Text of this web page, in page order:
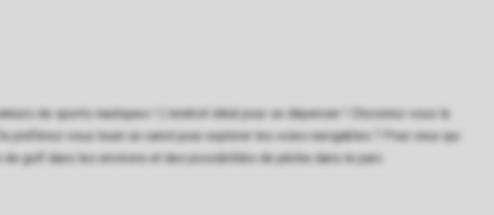
de sports nautiques ! L'endroit idéal pour se dépenser ! Choisirez-vous la
préférez-vous louer un canot pour explorer les voies navigables ? Pour ceux qui
golf dans les environs et des possibilités de pêche dans le parc.